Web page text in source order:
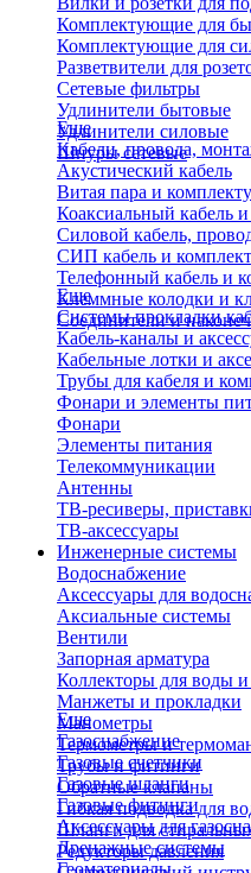
Комплектующие для
Комплектующие для
Разветвители для
Сетевые фильтры
Удлинители бытовые
Удлинители силовые
Шнуры сетевые
Еще
Кабели, провода,
Акустический кабель
Витая пара и
Коаксиальный кабель
Силовой кабель,
СИП кабель и
Телефонный кабель и
Клеммные колодки и
Соединители и
Еще
Системы прокладки
Кабель-каналы и
Кабельные лотки и
Трубы для кабеля и
Фонари и элементы
Фонари
Элементы питания
Телекоммуникации
Антенны
ТВ-ресиверы,
ТВ-аксессуары
Инженерные системы
Водоснабжение
Аксессуары для
Аксиальные системы
Вентили
Запорная арматура
Коллекторы для воды
Манжеты и прокладки
Манометры
Термометры и
Трубы и фитинги
Обратные клапаны
Гибкая подводка для
Шланги для
Редукторы давления
Еще
Газоснабжение
Газовые счетчики
Газовые шланги
Газовые фитинги
Аксессуары для
Дренажные системы
Геоматериалы